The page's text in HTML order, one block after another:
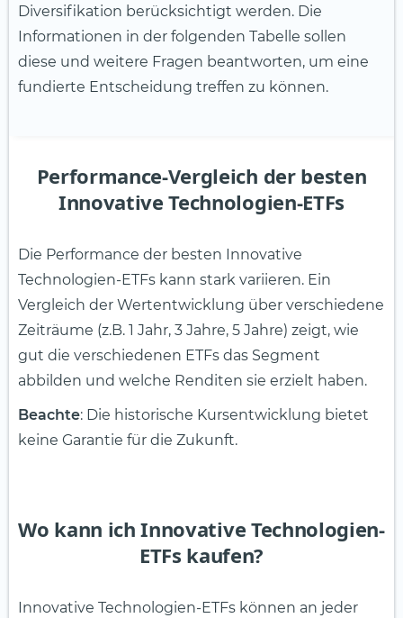
Diversifikation berücksichtigt werden. Die
Informationen in der folgenden Tabelle sollen
diese und weitere Fragen beantworten, um eine
fundierte Entscheidung treffen zu können.
Performance-Vergleich der besten
Innovative Technologien-ETFs
Die Performance der besten Innovative
Technologien-ETFs kann stark variieren. Ein
Vergleich der Wertentwicklung über verschiedene
Zeiträume (z.B. 1 Jahr, 3 Jahre, 5 Jahre) zeigt, wie
gut die verschiedenen ETFs das Segment
abbilden und welche Renditen sie erzielt haben.
Beachte: Die historische Kursentwicklung bietet
keine Garantie für die Zukunft.
Wo kann ich Innovative Technologien-
ETFs kaufen?
Innovative Technologien-ETFs können an jeder